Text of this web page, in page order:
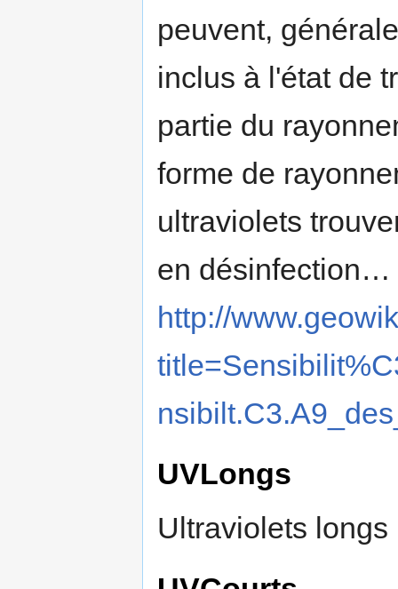
peuvent,
inclus à l'état de
partie du
forme de
ultraviolets
en désinfection…
http://
UVLongs
Ultraviolets longs